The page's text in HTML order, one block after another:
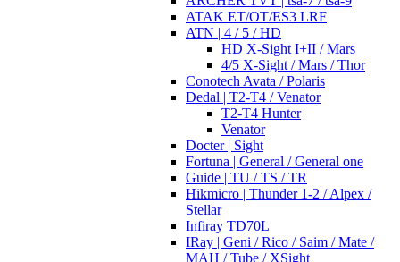
ATAK ET/OT/ES3 LRF
ATN | 4 / 5 / HD
HD X-Sight I+II / Mars
4/5 X-Sight / Mars / Thor
Conotech Avata / Polaris
Dedal | T2-T4 / Venator
T2-T4 Hunter
Venator
Docter | Sight
Fortuna | General / General one
Guide | TU / TS / TR
Hikmicro | Thunder 1-2 / Alpex /
Stellar
Infiray TD70L
IRay | Geni / Rico / Saim / Mate /
MAH / Tube / XSight